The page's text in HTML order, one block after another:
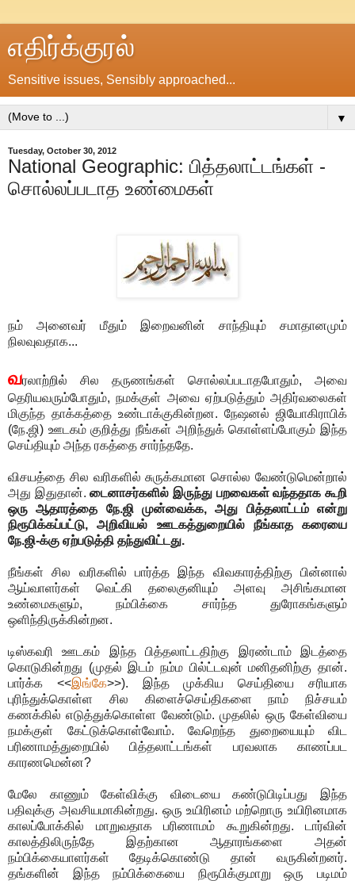
எதிர்க்குரல்
Sensitive issues, Sensibly approached...
▼
Tuesday, October 30, 2012
National Geographic: பித்தலாட்டங்கள் -
சொல்லப்படாத உண்மைகள்
நம் அனைவர் மீதும் இறைவனின் சாந்தியும் சமாதானமும்
நிலவுவதாக...
வரலாற்றில் சில தருணங்கள் சொல்லப்படாதபோதும், அவை
தெரியவரும்போதும், நமக்குள் அவை ஏற்படுத்தும் அதிர்வலைகள்
மிகுந்த தாக்கத்தை உண்டாக்குகின்றன. நேஷனல் ஜியோகிராபிக்
(நே.ஜி) ஊடகம் குறித்து நீங்கள் அறிந்துக் கொள்ளப்போகும் இந்த
செய்தியும் அந்த ரகத்தை சார்ந்ததே.
விசயத்தை சில வரிகளில் சுருக்கமான சொல்ல வேண்டுமென்றால்
அது இதுதான்.டைனாசர்களில் இருந்து பறவைகள் வந்ததாக கூறி
ஒரு ஆதாரத்தை நே.ஜி முன்வைக்க, அது பித்தலாட்டம் என்று
நிரூபிக்கப்பட்டு, அறிவியல் ஊடகத்துறையில் நீங்காத கரையை
நே.ஜி-க்கு ஏற்படுத்தி தந்துவிட்டது.
நீங்கள் சில வரிகளில் பார்த்த இந்த விவகாரத்திற்கு பின்னால்
ஆய்வாளர்கள் வெட்கி தலைகுனியும் அளவு அசிங்கமான
உண்மைகளும், நம்பிக்கை சார்ந்த துரோகங்களும்
ஒளிந்திருக்கின்றன.
டிஸ்கவரி ஊடகம் இந்த பித்தலாட்டதிற்கு இரண்டாம் இடத்தை
கொடுகின்றது (முதல் இடம் நம்ம பில்ட்டவுன் மனிதனிற்கு தான்.
பார்க்க <<இங்கே>>). இந்த முக்கிய செய்தியை சரியாக
புரிந்துக்கொள்ள சில கிளைச்செய்திகளை நாம் நிச்சயம்
கணக்கில் எடுத்துக்கொள்ள வேண்டும். முதலில் ஒரு கேள்வியை
நமக்குள் கேட்டுக்கொள்வோம். வேறெந்த துறையையும் விட
பரிணாமத்துறையில் பித்தலாட்டங்கள் பரவலாக காணப்பட
காரணமென்ன?
மேலே காணும் கேள்விக்கு விடையை கண்டுபிடிப்பது இந்த
பதிவுக்கு அவசியமாகின்றது. ஒரு உயிரினம் மற்றொரு உயிரினமாக
காலப்போக்கில் மாறுவதாக பரிணாமம் கூறுகின்றது. டார்வின்
காலத்திலிருந்தே இதற்கான ஆதாரங்களை அதன்
நம்பிக்கையாளர்கள் தேடிக்கொண்டு தான் வருகின்றனர்.
தங்களின் இந்த நம்பிக்கையை நிரூபிக்குமாறு ஒரு படிமம்